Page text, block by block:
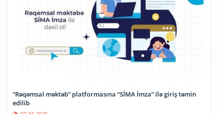
“Rəqəmsal məktəb” platformasına “SİMA İmza” ilə giriş təmin
edilib